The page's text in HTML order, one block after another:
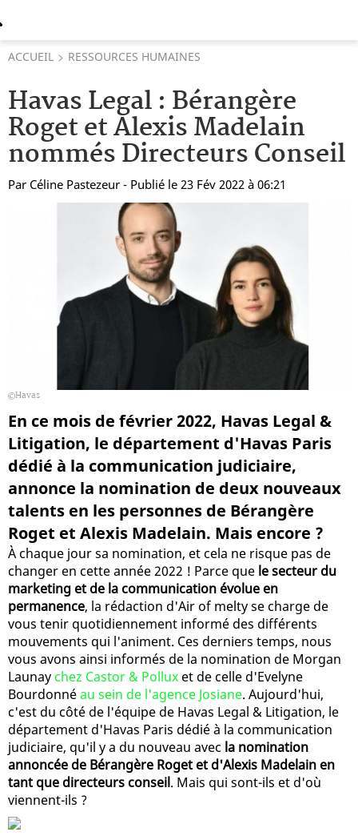
ACCUEIL RESSOURCES HUMAINES
Havas Legal : Bérangère
Roget et Alexis Madelain
nommés Directeurs Conseil
Par Céline Pastezeur - Publié le 23 Fév 2022 à 06:21
Havas
En ce mois de février 2022, Havas Legal &
Litigation, le département d'Havas Paris
dédié à la communication judiciaire,
annonce la nomination de deux nouveaux
talents en les personnes de Bérangère
Roget et Alexis Madelain. Mais encore ?
À chaque jour sa nomination, et cela ne risque pas de
changer en cette année 2022 ! Parce que le secteur du
marketing et de la communication évolue en
permanence, la rédaction d'Air of melty se charge de
vous tenir quotidiennement informé des différents
mouvements qui l'animent. Ces derniers temps, nous
vous avons ainsi informés de la nomination de Morgan
Launay chez Castor & Pollux et de celle d'Evelyne
Bourdonnéau sein de l'agence Josiane. Aujourd'hui,
c'est du côté de l'équipe de Havas Legal & Litigation, le
département d'Havas Paris dédié à la communication
judiciaire, qu'il y a du nouveau avec la nomination
annoncée de Bérangère Roget et d'Alexis Madelain en
tant que directeurs conseil. Mais qui sont-ils et d'où
viennent-ils ?